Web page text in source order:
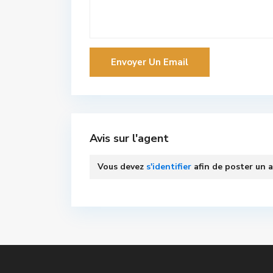
Avis sur l'agent
Vous devez s'identifier afin de poster un